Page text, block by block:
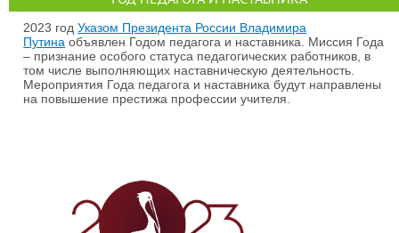
2023 годУказом Президента России Владимира
Путина объявлен Годом педагога и наставника. Миссия Года
– признание особого статуса педагогических работников, в
том числе выполняющих наставническую деятельность.
Мероприятия Года педагога и наставника будут направлены
на повышение престижа профессии учителя.